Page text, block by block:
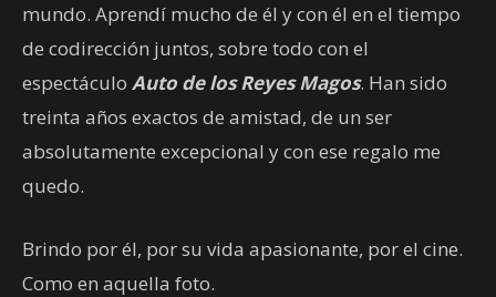
mundo. Aprendí mucho de él y con él en el tiempo
de codirección juntos, sobre todo con el
espectáculo Auto de los Reyes Magos. Han sido
treinta años exactos de amistad, de un ser
absolutamente excepcional y con ese regalo me
quedo.
Brindo por él, por su vida apasionante, por el cine.
Como en aquella foto.